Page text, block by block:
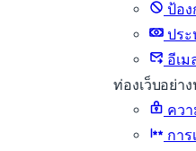
ป้อ
ประ
อีเ
ท่องเว็บอย่า
คว
การ